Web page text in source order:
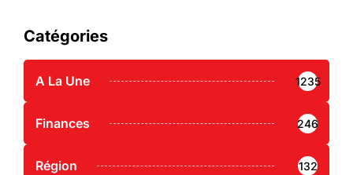
Catégories
A La Une 1235
Finances 246
Région 132